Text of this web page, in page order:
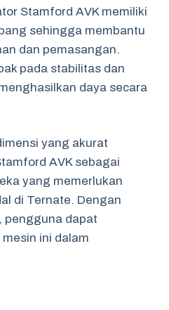
Stamford AVK memiliki
sehingga membantu
dan pemasangan.
pada stabilitas dan
daya secara
yang akurat
AVK sebagai
yang memerlukan
di Ternate. Dengan
pengguna dapat
ini dalam